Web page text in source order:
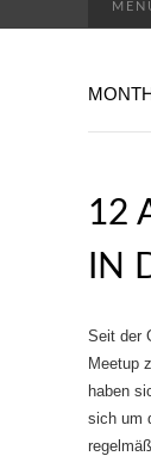
12
IN
Seit der
Meetup
haben
sich um